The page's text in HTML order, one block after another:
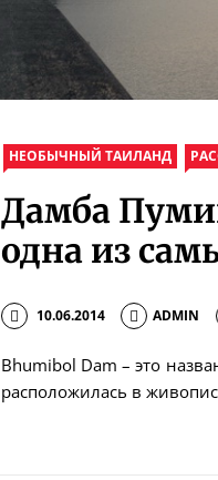
НЕОБЫЧНЫЙ ТАИЛАНД
Дамба
одна из
10.06.2014 ADMIN
Bhumibol Dam – это
расположилась в